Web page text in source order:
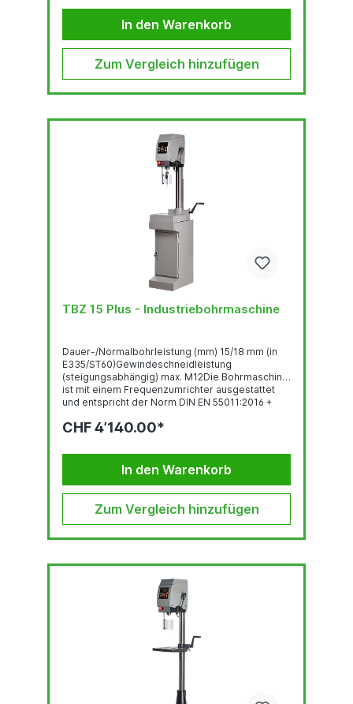
OLED-Display Robuste, qualitativ hochwertige
Bohrkopf-Haube mit ergonomisch geneigter...
In den Warenkorb
Zum Vergleich hinzufügen
TBZ 15 Plus - Industriebohrmaschine
Dauer-/Normalbohrleistung (mm) 15/18 mm (in
E335/ST60)Gewindeschneidleistung
(steigungsabhängig) max. M12Die Bohrmaschine
ist mit einem Frequenzumrichter ausgestattet
und entspricht der Norm DIN EN 55011:2016 +
Sonderausstattung und
el mit OLED-DisplayRobuste, qualitativ
hochwertige Bohrkopf-Haube mit ergonomisch
geneigter FrontKopfhöhenverstellung...
CHF 4’140.00*
In den Warenkorb
Zum Vergleich hinzufügen